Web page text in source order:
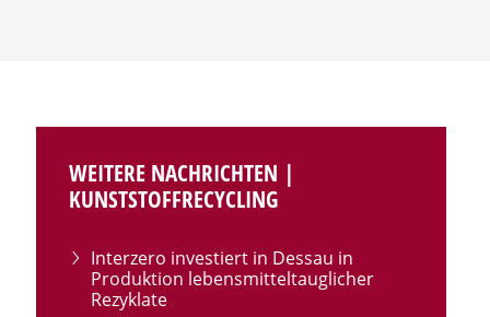
WEITERE NACHRICHTEN |
KUNSTSTOFFRECYCLING
Interzero investiert in Dessau in
Produktion lebensmitteltauglicher
Rezyklate